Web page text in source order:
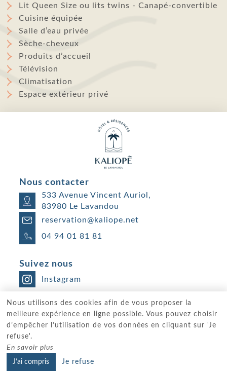
Lit Queen Size ou lits twins - Canapé-convertible
Cuisine équipée
Salle d’eau privée
Sèche-cheveux
Produits d’accueil
Télévision
Climatisation
Espace extérieur privé
Nous contacter
533 Avenue Vincent Auriol,
83980 Le Lavandou
reservation@kaliope.net
04 94 01 81 81
Suivez nous
Instagram
© 2026 Tous Droits Réservés | Kaliopé |Mentions Légales|
Plan du Site
Sites internet pour hôtels et restaurants
Nous utilisons des cookies afin de vous proposer la
meilleure expérience en ligne possible. Vous pouvez choisir
d’empêcher l’utilisation de vos données en cliquant sur 'Je
refuse'.
En savoir plus
J’ai compris Je refuse